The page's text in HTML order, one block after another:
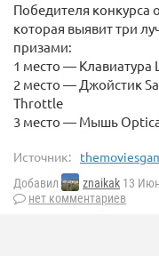
Победителя конкурса
которая выявит три
призами:
1 место — Клавиатура
2 место — Джойстик
Throttle
3 место — Мышь
Источник:
Добавил znaikak 13
нет комментариев